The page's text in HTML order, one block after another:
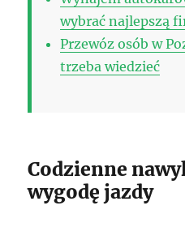
wybrać najlepszą
Przewóz osób w
trzeba wiedzieć
Codzienne
wygodę jazdy